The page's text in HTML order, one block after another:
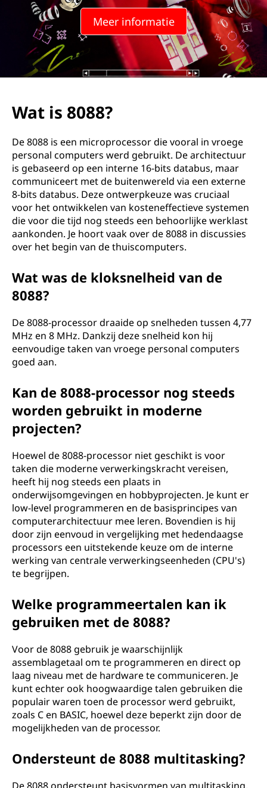
Meer informatie
Wat is 8088?
De 8088 is een microprocessor die vooral in vroege
personal computers werd gebruikt. De architectuur
is gebaseerd op een interne 16-bits databus, maar
communiceert met de buitenwereld via een externe
8-bits databus. Deze ontwerpkeuze was cruciaal
voor het ontwikkelen van kosteneffectieve systemen
die voor die tijd nog steeds een behoorlijke werklast
aankonden. Je hoort vaak over de 8088 in discussies
over het begin van de thuiscomputers.
Wat was de kloksnelheid van de
8088?
De 8088-processor draaide op snelheden tussen 4,77
MHz en 8 MHz. Dankzij deze snelheid kon hij
eenvoudige taken van vroege personal computers
goed aan.
Kan de 8088-processor nog steeds
worden gebruikt in moderne
projecten?
Hoewel de 8088-processor niet geschikt is voor
taken die moderne verwerkingskracht vereisen,
heeft hij nog steeds een plaats in
onderwijsomgevingen en hobbyprojecten. Je kunt er
low-level programmeren en de basisprincipes van
computerarchitectuur mee leren. Bovendien is hij
door zijn eenvoud in vergelijking met hedendaagse
processors een uitstekende keuze om de interne
werking van centrale verwerkingseenheden (CPU's)
te begrijpen.
Welke programmeertalen kan ik
gebruiken met de 8088?
Voor de 8088 gebruik je waarschijnlijk
assemblagetaal om te programmeren en direct op
laag niveau met de hardware te communiceren. Je
kunt echter ook hoogwaardige talen gebruiken die
populair waren toen de processor werd gebruikt,
zoals C en BASIC, hoewel deze beperkt zijn door de
mogelijkheden van de processor.
Ondersteunt de 8088 multitasking?